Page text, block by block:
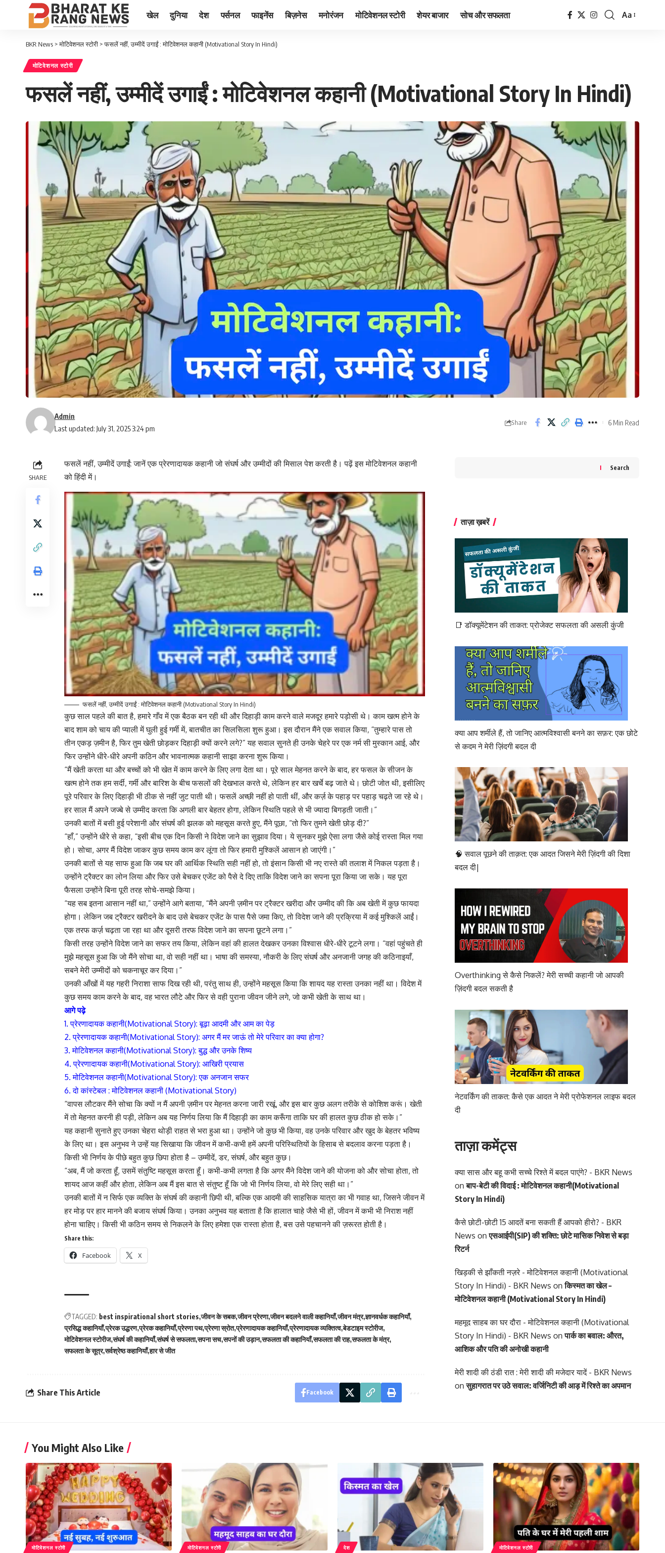
खेल दुनिया देश पर्सनल फाइनेंस बिज़नेस मनोरंजन मोटिवेशनल स्टोरी शेयर बाजार सोच और सफलता
Font
Aa
BKR News >मोटिवेशनल स्टोरी >फसलें नहीं, उम्मीदें उगाईं : मोटिवेशनल कहानी (Motivational Story In Hindi)
मोटिवेशनल स्टोरी
फसलें नहीं, उम्मीदें उगाईं : मोटिवेशनल कहानी (Motivational Story In Hindi)
Last updated: July 31, 2025 3:24 pm
Admin
Share 6 Min Read
SHARE
फसलें नहीं, उम्मीदें उगाईं: जानें एक प्रेरणादायक कहानी जो संघर्ष और उम्मीदों की मिसाल पेश करती है। पढ़ें इस मोटिवेशनल कहानी
को हिंदी में।
फसलें नहीं, उम्मीदें उगाईं : मोटिवेशनल कहानी (Motivational Story In Hindi)
कुछ साल पहले की बात है, हमारे गाँव में एक बैठक बन रही थी और दिहाड़ी काम करने वाले मजदूर हमारे पड़ोसी थे। काम खत्म होने के
बाद शाम को चाय की प्याली में घुली हुई गर्मी में, बातचीत का सिलसिला शुरू हुआ। इस दौरान मैंने एक सवाल किया, “तुम्हारे पास तो
तीन एकड़ ज़मीन है, फिर तुम खेती छोड़कर दिहाड़ी क्यों करने लगे?” यह सवाल सुनते ही उनके चेहरे पर एक नर्म सी मुस्कान आई, और
फिर उन्होंने धीरे-धीरे अपनी कठिन और भावनात्मक कहानी साझा करना शुरू किया।
“मैं खेती करता था और बच्चों को भी खेत में काम करने के लिए लगा देता था। पूरे साल मेहनत करने के बाद, हर फसल के सीजन के
खत्म होने तक हम सर्दी, गर्मी और बारिश के बीच फसलों की देखभाल करते थे, लेकिन हर बार खर्चे बढ़ जाते थे। छोटी जोत थी, इसीलिए
पूरे परिवार के लिए दिहाड़ी भी ठीक से नहीं जुट पाती थी। फसलें अच्छी नहीं हो पाती थीं, और कर्ज़ के पहाड़ पर पहाड़ चढ़ते जा रहे थे।
हर साल मैं अपने जज्बे से उम्मीद करता कि अगली बार बेहतर होगा, लेकिन स्थिति पहले से भी ज्यादा बिगड़ती जाती।”
उनकी बातों में बसी हुई परेशानी और संघर्ष की झलक को महसूस करते हुए, मैंने पूछा, “तो फिर तुमने खेती छोड़ दी?”
“हाँ,” उन्होंने धीरे से कहा, “इसी बीच एक दिन किसी ने विदेश जाने का सुझाव दिया। ये सुनकर मुझे ऐसा लगा जैसे कोई रास्ता मिल गया
हो। सोचा, अगर मैं विदेश जाकर कुछ समय काम कर लूंगा तो फिर हमारी मुश्किलें आसान हो जाएंगी।”
उनकी बातों से यह साफ हुआ कि जब घर की आर्थिक स्थिति सही नहीं हो, तो इंसान किसी भी नए रास्ते की तलाश में निकल पड़ता है।
उन्होंने ट्रैक्टर का लोन लिया और फिर उसे बेचकर एजेंट को पैसे दे दिए ताकि विदेश जाने का सपना पूरा किया जा सके। यह पूरा
फैसला उन्होंने बिना पूरी तरह सोचे-समझे किया।
“यह सब इतना आसान नहीं था,” उन्होंने आगे बताया, “मैंने अपनी ज़मीन पर ट्रैक्टर खरीदा और उम्मीद की कि अब खेती में कुछ फायदा
होगा। लेकिन जब ट्रैक्टर खरीदने के बाद उसे बेचकर एजेंट के पास पैसे जमा किए, तो विदेश जाने की प्रक्रिया में कई मुश्किलें आईं।
एक तरफ कर्ज़ चढ़ता जा रहा था और दूसरी तरफ विदेश जाने का सपना छूटने लगा।”
किसी तरह उन्होंने विदेश जाने का सफर तय किया, लेकिन वहां की हालत देखकर उनका विश्वास धीरे-धीरे टूटने लगा। “वहां पहुंचते ही
मुझे महसूस हुआ कि जो मैंने सोचा था, वो सही नहीं था। भाषा की समस्या, नौकरी के लिए संघर्ष और अनजानी जगह की कठिनाइयाँ,
सबने मेरी उम्मीदों को चकनाचूर कर दिया।”
उनकी आँखों में यह गहरी निराशा साफ दिख रही थी, परंतु साथ ही, उन्होंने महसूस किया कि शायद यह रास्ता उनका नहीं था। विदेश में
कुछ समय काम करने के बाद, वह भारत लौटे और फिर से वही पुराना जीवन जीने लगे, जो कभी खेती के साथ था।
आगे पढ़े
1.प्रेरणादायक कहानी(Motivational Story): बूढ़ा आदमी और आम का पेड़
2. प्रेरणादायक कहानी(Motivational Story): अगर मैं मर जाऊं तो मेरे परिवार का क्या होगा?
3. मोटिवेशनल कहानी(Motivational Story): बुद्ध और उनके शिष्य
4. प्रेरणादायक कहानी(Motivational Story): आखिरी प्रयास
5. मोटिवेशनल कहानी(Motivational Story): एक अनजान सफर
6. दो कांस्टेबल : मोटिवेशनल कहानी (Motivational Story)
“वापस लौटकर मैंने सोचा कि क्यों न मैं अपनी ज़मीन पर मेहनत करना जारी रखूं, और इस बार कुछ अलग तरीके से कोशिश करूं। खेती
में तो मेहनत करनी ही पड़ी, लेकिन अब यह निर्णय लिया कि मैं दिहाड़ी का काम करूँगा ताकि घर की हालत कुछ ठीक हो सके।”
यह कहानी सुनाते हुए उनका चेहरा थोड़ी राहत से भरा हुआ था। उन्होंने जो कुछ भी किया, वह उनके परिवार और खुद के बेहतर भविष्य
के लिए था। इस अनुभव ने उन्हें यह सिखाया कि जीवन में कभी-कभी हमें अपनी परिस्थितियों के हिसाब से बदलाव करना पड़ता है।
किसी भी निर्णय के पीछे बहुत कुछ छिपा होता है – उम्मीदें, डर, संघर्ष, और बहुत कुछ।
“अब, मैं जो करता हूँ, उसमें संतुष्टि महसूस करता हूँ। कभी-कभी लगता है कि अगर मैंने विदेश जाने की योजना को और सोचा होता, तो
शायद आज कहीं और होता, लेकिन अब मैं इस बात से संतुष्ट हूँ कि जो भी निर्णय लिया, वो मेरे लिए सही था।”
उनकी बातों में न सिर्फ एक व्यक्ति के संघर्ष की कहानी छिपी थी, बल्कि एक आदमी की साहसिक यात्रा का भी गवाह था, जिसने जीवन में
हर मोड़ पर हार मानने की बजाय संघर्ष किया। उनका अनुभव यह बताता है कि हालात चाहे जैसे भी हों, जीवन में कभी भी निराश नहीं
होना चाहिए। किसी भी कठिन समय से निकलने के लिए हमेशा एक रास्ता होता है, बस उसे पहचानने की ज़रूरत होती है।
Share this:
Facebook X
TAGGED: best inspirational short stories जीवन के सबक जीवन प्रेरणा जीवन बदलने वाली कहानियाँ जीवन मंत्र ज्ञानवर्धक कहानियाँ
प्रसिद्ध कहानियाँ प्रेरक उद्धरण प्रेरक कहानियाँ प्रेरणा पथ प्रेरणा स्रोत प्रेरणादायक कहानियाँ प्रेरणादायक व्यक्तित्व बेडटाइम स्टोरीज
मोटिवेशनल स्टोरीज संघर्ष की कहानियाँ संघर्ष से सफलता सपना सच सपनों की उड़ान सफलता की कहानियाँ सफलता की राह सफलता के मंत्र
सफलता के सूत्र सर्वश्रेष्ठ कहानियाँ हार से जीत
Share This Article Facebook
Search
ताज़ा ख़बरें
📑 डॉक्यूमेंटेशन की ताकत: प्रोजेक्ट सफलता की असली कुंजी
क्या आप शर्मीले हैं, तो जानिए आत्मविश्वासी बनने का सफ़र: एक छोटे
से कदम ने मेरी ज़िंदगी बदल दी
🧠 सवाल पूछने की ताक़त: एक आदत जिसने मेरी ज़िंदगी की दिशा
बदल दी|
Overthinking से कैसे निकलें? मेरी सच्ची कहानी जो आपकी
ज़िंदगी बदल सकती है
नेटवर्किंग की ताकत: कैसे एक आदत ने मेरी प्रोफेशनल लाइफ बदल
दी
ताज़ा कमेंट्स
क्या सास और बहू कभी सच्चे रिश्ते में बदल पाएंगे? - BKR News
onबाप-बेटी की विदाई : मोटिवेशनल कहानी(Motivational
Story In Hindi)
कैसे छोटी-छोटी 15 आदतें बना सकती हैं आपको हीरो? - BKR
News onएसआईपी(SIP) की शक्ति: छोटे मासिक निवेश से बड़ा
रिटर्न
खिड़की से झाँकती नज़रे - मोटिवेशनल कहानी (Motivational
Story In Hindi) - BKR News onकिस्मत का खेल –
मोटिवेशनल कहानी (Motivational Story In Hindi)
महमूद साहब का घर दौरा - मोटिवेशनल कहानी (Motivational
Story In Hindi) - BKR News onपार्क का बवाल: औरत,
आशिक और पति की अनोखी कहानी
मेरी शादी की ठंडी रात : मेरी शादी की मजेदार यादें - BKR News
onसुहागरात पर उठे सवाल: वर्जिनिटी की आड़ में रिश्ते का अपमान
You Might Also Like
मोटिवेशनल स्टोरी मोटिवेशनल स्टोरी देश मोटिवेशनल स्टोरी